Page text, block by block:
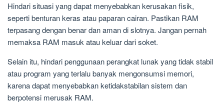
Hindari situasi yang dapat menyebabkan kerusakan fisik,
seperti benturan keras atau paparan cairan. Pastikan RAM
terpasang dengan benar dan aman di slotnya. Jangan pernah
memaksa RAM masuk atau keluar dari soket.
Selain itu, hindari penggunaan perangkat lunak yang tidak stabil
atau program yang terlalu banyak mengonsumsi memori,
karena dapat menyebabkan ketidakstabilan sistem dan
berpotensi merusak RAM.